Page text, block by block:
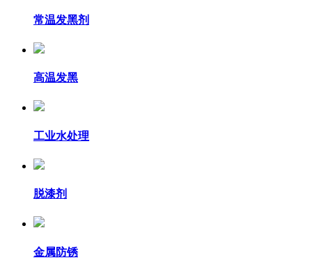
常温发黑剂
高温发黑
工业水处理
脱漆剂
金属防锈